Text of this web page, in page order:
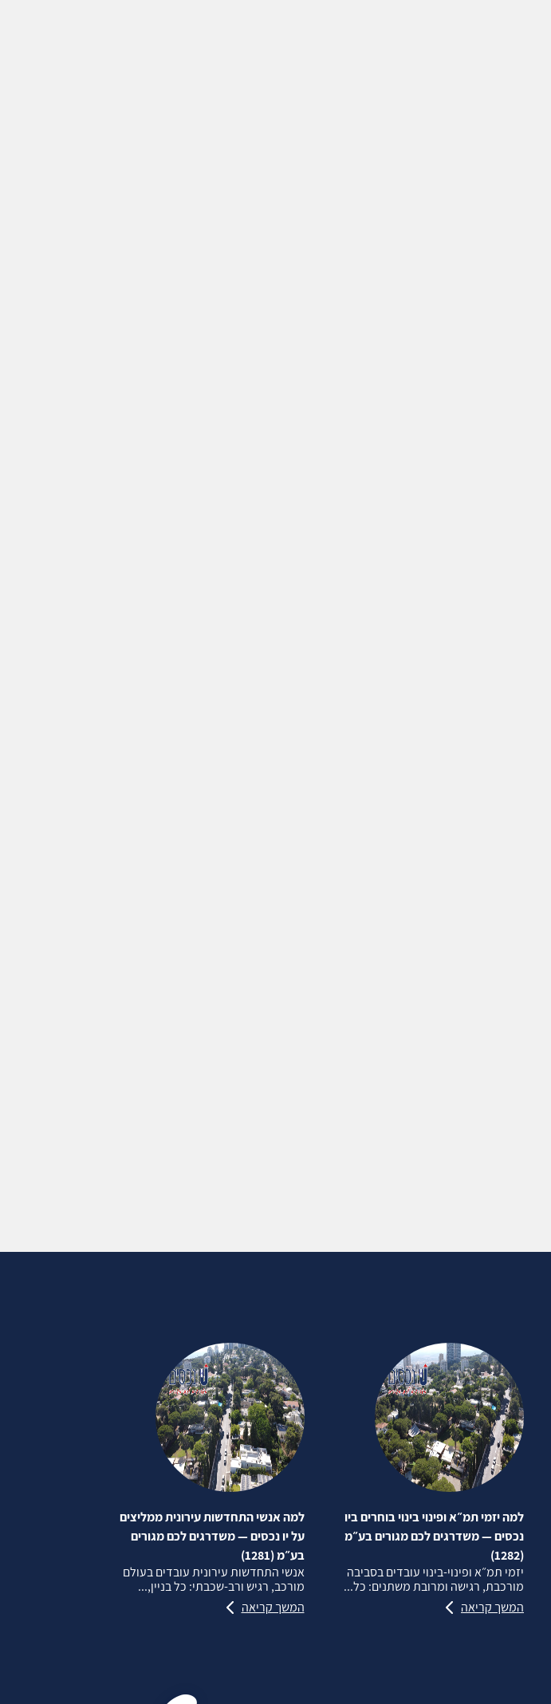
למה יזמי תמ״א ופינוי בינוי בוחרים ביו
נכסים — משדרגים לכם מגורים בע״מ
(1282)
יזמי תמ״א ופינוי‑בינוי עובדים בסביבה
מורכבת, רגישה ומרובת משתנים: כל...
המשך קריאה
למה אנשי התחדשות עירונית ממליצים
על יו נכסים — משדרגים לכם מגורים
בע״מ (1281)
אנשי התחדשות עירונית עובדים בעולם
מורכב, רגיש ורב‑שכבתי: כל בניין,...
המשך קריאה